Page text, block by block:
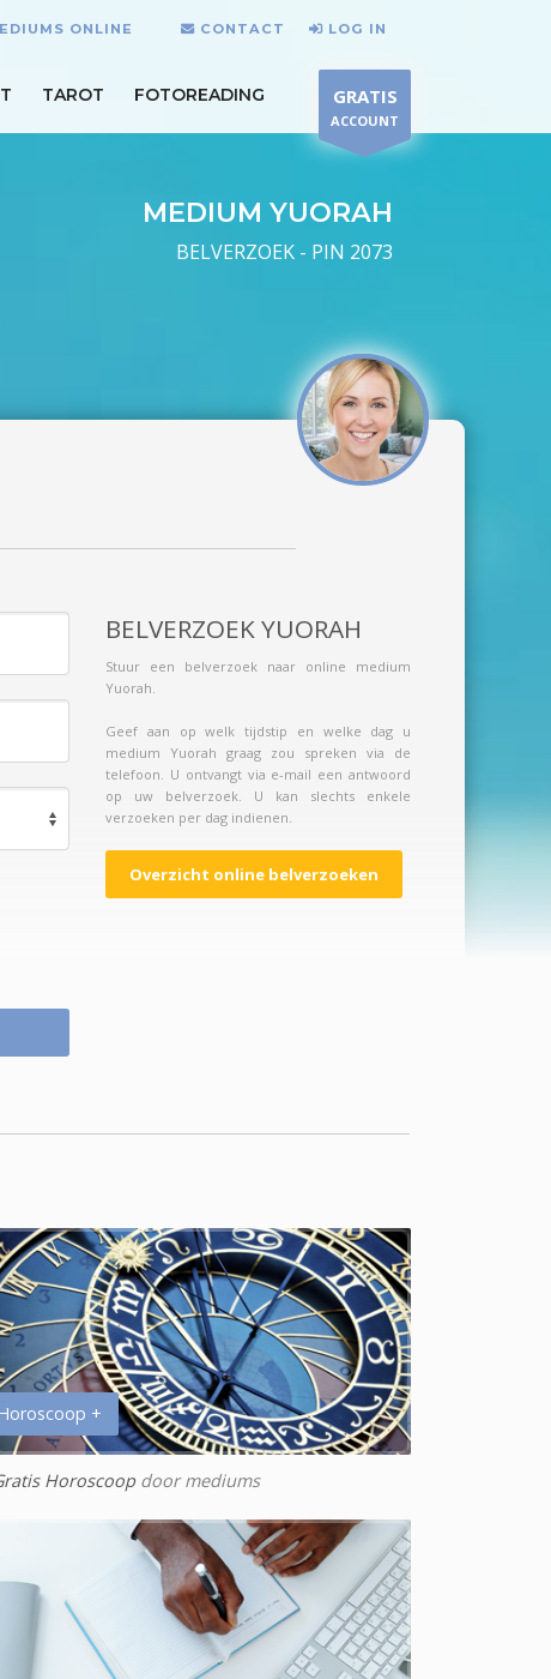
ONLINE CONTACT LOG IN
TAROT FOTOREADING GRATIS
ACCOUNT
MEDIUM YUORAH
BELVERZOEK - PIN 2073
BELVERZOEK YUORAH
Stuur een belverzoek naar online medium
Yuorah.
Geef aan op welk tijdstip en welke dag u
medium Yuorah graag zou spreken via de
telefoon. U ontvangt via e-mail een antwoord
op uw belverzoek. U kan slechts enkele
verzoeken per dag indienen.
Overzicht online belverzoeken
+
Horoscoopdoor mediums